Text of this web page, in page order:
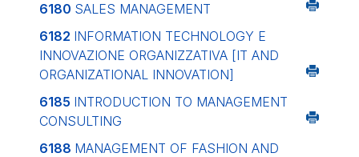
6180 SALES MANAGEMENT
6182 INFORMATION TECHNOLOGY E
INNOVAZIONE ORGANIZZATIVA [IT AND
ORGANIZATIONAL INNOVATION]
6185 INTRODUCTION TO MANAGEMENT
CONSULTING
6188 MANAGEMENT OF FASHION AND